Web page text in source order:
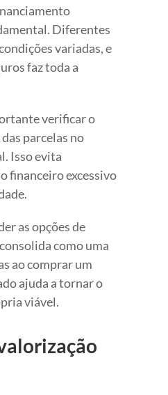
Diferentes
variadas, e
faz toda a
verificar o
parcelas no
Isso evita
financeiro excessivo
as opções de
como uma
ao comprar um
ajuda a tornar o
viável.